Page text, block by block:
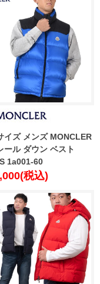
イズ メンズ MONCLER
ール ダウン ベスト
1a001-60
税込)